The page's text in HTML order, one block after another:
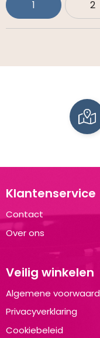
1 2
Klantenservice
Contact
Over ons
Veilig winkelen
Algemene
Privacyverklaring
Cookiebeleid